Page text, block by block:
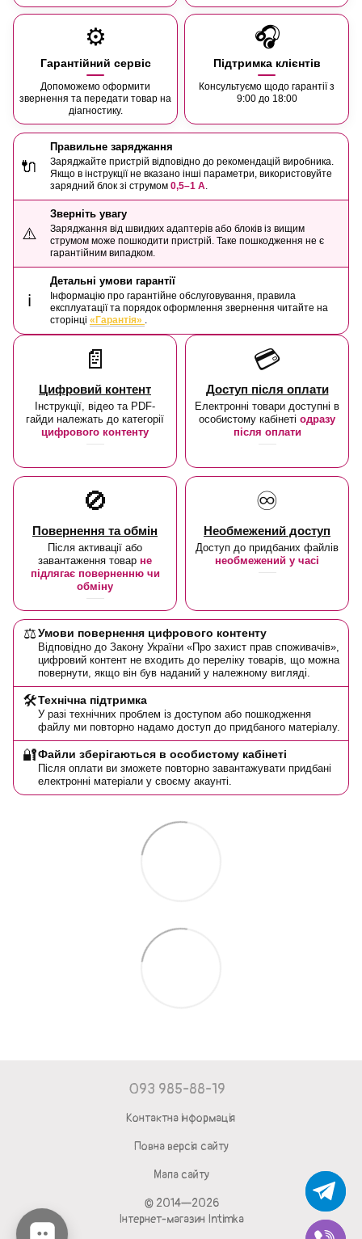
⚙️
Гарантійний сервіс
Допоможемо оформити
звернення та передати товар на
діагностику.
🎧
Підтримка клієнтів
Консультуємо щодо гарантії з
9:00 до 18:00
🔌
Правильне заряджання
Заряджайте пристрій відповідно до рекомендацій виробника.
Якщо в інструкції не вказано інші параметри, використовуйте
зарядний блок зі струмом 0,5–1 А.
⚠️
Зверніть увагу
Заряджання від швидких адаптерів або блоків із вищим
струмом може пошкодити пристрій. Таке пошкодження не є
гарантійним випадком.
ℹ️
Детальні умови гарантії
Інформацію про гарантійне обслуговування, правила
експлуатації та порядок оформлення звернення читайте на
сторінці «Гарантія» .
📄
Цифровий контент
Інструкції, відео та PDF-
гайди належать до категорії
цифрового контенту
💳
Доступ після оплати
Електронні товари доступні в
особистому кабінеті одразу
після оплати
🚫
Повернення та обмін
Після активації або
завантаження товар не
підлягає поверненню чи
обміну
♾️
Необмежений доступ
Доступ до придбаних файлів
необмежений у часі
⚖️Умови повернення цифрового контенту
Відповідно до Закону України «Про захист прав споживачів»,
цифровий контент не входить до переліку товарів, що можна
повернути, якщо він був наданий у належному вигляді.
🛠️Технічна підтримка
У разі технічних проблем із доступом або пошкодження
файлу ми повторно надамо доступ до придбаного матеріалу.
🔐Файли зберігаються в особистому кабінеті
Після оплати ви зможете повторно завантажувати придбані
електронні матеріали у своєму акаунті.
093 985-88-19
Контактна інформація
Повна версія сайту
Мапа сайту
© 2014—2026
Інтернет-магазин Intimka